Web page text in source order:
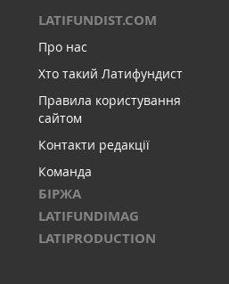
LATIFUNDIST.COM
Про нас
Хто такий Латифундист
Правила користування
сайтом
Контакти редакції
Команда
БІРЖА
LATIFUNDIMAG
LATIPRODUCTION